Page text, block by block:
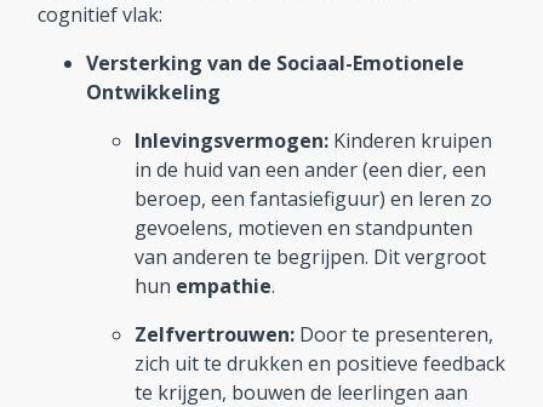
cognitief vlak:
Versterking van de Sociaal-Emotionele
Ontwikkeling
Inlevingsvermogen: Kinderen kruipen
in de huid van een ander (een dier, een
beroep, een fantasiefiguur) en leren zo
gevoelens, motieven en standpunten
van anderen te begrijpen. Dit vergroot
hun empathie.
Zelfvertrouwen: Door te presenteren,
zich uit te drukken en positieve feedback
te krijgen, bouwen de leerlingen aan